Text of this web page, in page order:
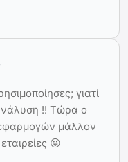
γιατί
!! Τώρα ο
μάλλον
😛